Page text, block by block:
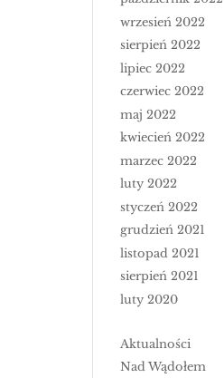
wrzesień 2022
sierpień 2022
lipiec 2022
czerwiec 2022
maj 2022
kwiecień 2022
marzec 2022
luty 2022
styczeń 2022
grudzień 2021
listopad 2021
sierpień 2021
luty 2020
Aktualności
Nad Wądołem